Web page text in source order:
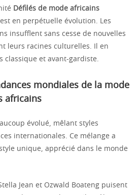
Défilés de mode africains
en perpétuelle évolution. Les
insufflent sans cesse de nouvelles
leurs racines culturelles. Il en
classique et avant-gardiste.
mondiales de la mode
africains
évolué, mêlant styles
internationales. Ce mélange a
unique, apprécié dans le monde
Jean et Ozwald Boateng puisent